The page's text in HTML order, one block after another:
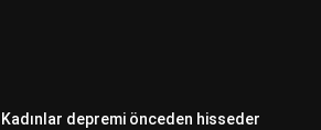
Kadınlar depremi önceden hisseder